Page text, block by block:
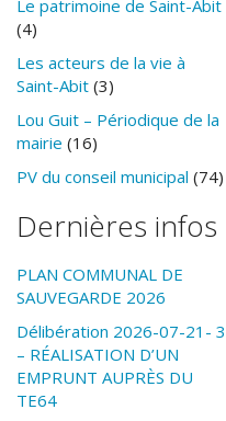
Le patrimoine de Saint-Abit
(4)
Les acteurs de la vie à
Saint-Abit (3)
Lou Guit – Périodique de la
mairie (16)
PV du conseil municipal (74)
Dernières infos
PLAN COMMUNAL DE
SAUVEGARDE 2026
Délibération 2026-07-21- 3
– RÉALISATION D’UN
EMPRUNT AUPRÈS DU
TE64